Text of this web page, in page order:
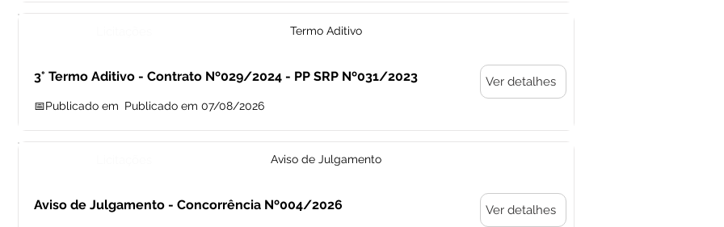
Termo Aditivo
3° Termo Aditivo - Contrato Nº029/2024 - PP SRP Nº031/2023
📅Publicado em Publicado em 07/08/2026
Ver detalhes
Aviso de Julgamento
Aviso de Julgamento - Concorrência Nº004/2026 Ver detalhes